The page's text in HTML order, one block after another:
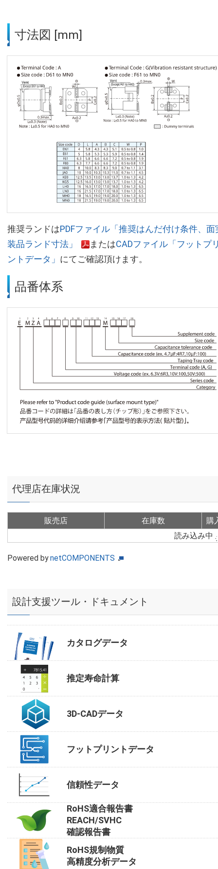
寸法図 [mm]
推奨ランドはPDFファイル「推奨はんだ付け条件、面
装品ランド寸法」
またはCADファイル「フットプ
ントデータ」 にてご確認頂けます。
品番体系
代理店在庫状況
販売店 在庫数
購
読み込み中
Powered bynetCOMPONENTS
設計支援ツール・ドキュメント
カタログデータ
推定寿命計算
3D-CADデータ
フットプリントデータ
信頼性データ
RoHS適合報告書
REACH/SVHC
確認報告書
RoHS規制物質
高精度分析データ